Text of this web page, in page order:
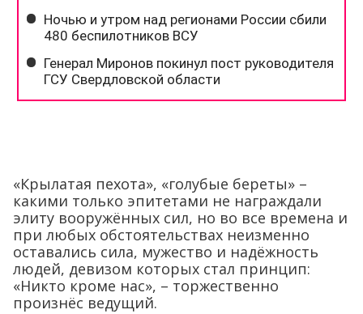
«Крылатая пехота», «голубые береты» –
какими только эпитетами не награждали
элиту вооружённых сил, но во все времена и
при любых обстоятельствах неизменно
оставались сила, мужество и надёжность
людей, девизом которых стал принцип:
«Никто кроме нас», – торжественно
произнёс ведущий.